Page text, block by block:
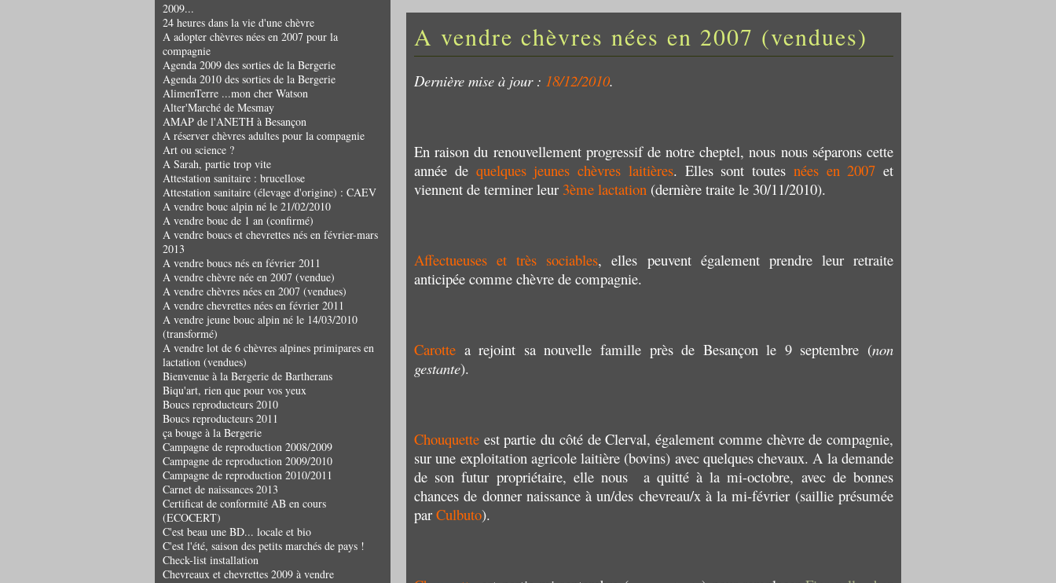
2009...
24 heures dans la vie d'une chèvre
A adopter chèvres nées en 2007 pour la
compagnie
Agenda 2009 des sorties de la Bergerie
Agenda 2010 des sorties de la Bergerie
AlimenTerre ...mon cher Watson
Alter'Marché de Mesmay
AMAP de l'ANETH à Besançon
A réserver chèvres adultes pour la compagnie
Art ou science ?
A Sarah, partie trop vite
Attestation sanitaire : brucellose
Attestation sanitaire (élevage d'origine) : CAEV
A vendre bouc alpin né le 21/02/2010
A vendre bouc de 1 an (confirmé)
A vendre boucs et chevrettes nés en février-mars
2013
A vendre boucs nés en février 2011
A vendre chèvre née en 2007 (vendue)
A vendre chèvres nées en 2007 (vendues)
A vendre chevrettes nées en février 2011
A vendre jeune bouc alpin né le 14/03/2010
(transformé)
A vendre lot de 6 chèvres alpines primipares en
lactation (vendues)
Bienvenue à la Bergerie de Bartherans
Biqu'art, rien que pour vos yeux
Boucs reproducteurs 2010
Boucs reproducteurs 2011
ça bouge à la Bergerie
Campagne de reproduction 2008/2009
Campagne de reproduction 2009/2010
Campagne de reproduction 2010/2011
Carnet de naissances 2013
Certificat de conformité AB en cours
(ECOCERT)
C'est beau une BD... locale et bio
C'est l'été, saison des petits marchés de pays !
Check-list installation
Chevreaux et chevrettes 2009 à vendre
A vendre chèvres nées en 2007 (vendues)
Dernière mise à jour : 18/12/2010.
En raison du renouvellement progressif de notre cheptel, nous nous séparons cette
année de quelques jeunes chèvres laitières. Elles sont toutes nées en 2007 et
viennent de terminer leur 3ème lactation (dernière traite le 30/11/2010).
Affectueuses et très sociables, elles peuvent également prendre leur retraite
anticipée comme chèvre de compagnie.
Carotte a rejoint sa nouvelle famille près de Besançon le 9 septembre (non
gestante).
Chouquette est partie du côté de Clerval, également comme chèvre de compagnie,
sur une exploitation agricole laitière (bovins) avec quelques chevaux. A la demande
de son futur propriétaire, elle nous a quitté à la mi-octobre, avec de bonnes
chances de donner naissance à un/des chevreau/x à la mi-février (saillie présumée
par Culbuto).